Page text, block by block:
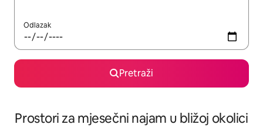
Odlazak
Pretraži
Prostori za mjesečni najam u bližoj okolici